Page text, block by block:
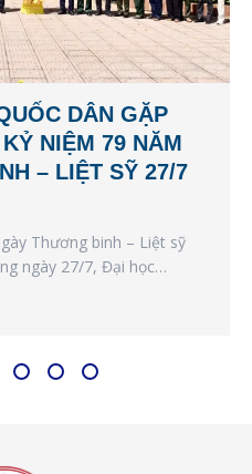
DÂN GẶP
NIỆM 79 NĂM
– LIỆT SỸ 27/7
Thương binh – Liệt sỹ
ngày 27/7, Đại học…